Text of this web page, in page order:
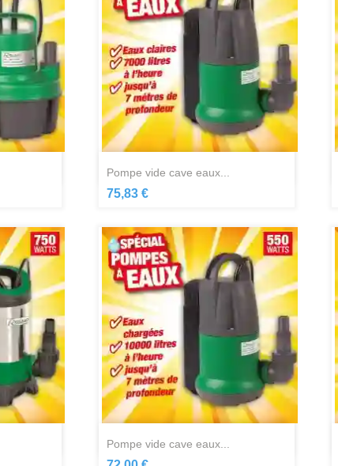
pompe vide cave eaux...
75,83 €
pompe vide cave eaux...